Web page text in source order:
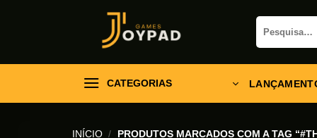
Pesquisar
por:
CATEGORIAS
INÍCIO / PRODUTOS MARCADOS COM A TAG